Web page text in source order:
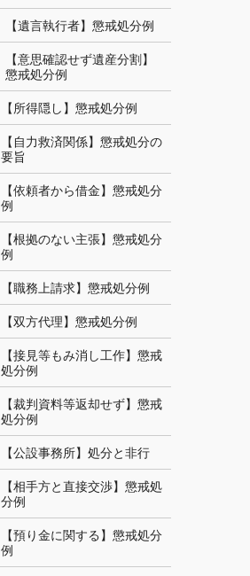
【遺言執行者】懲戒処分例
【意思確認せず遺産分割】
懲戒処分例
【所得隠し】懲戒処分例
【自力救済関係】懲戒処分の
要旨
【依頼者から借金】懲戒処分
例
【根拠のない主張】懲戒処分
例
【職務上請求】懲戒処分例
【双方代理】懲戒処分例
【接見等もみ消し工作】懲戒
処分例
【裁判資料等返却せず】懲戒
処分例
【公設事務所】処分と非行
【相手方と直接交渉】懲戒処
分例
【預り金に関する】懲戒処分
例